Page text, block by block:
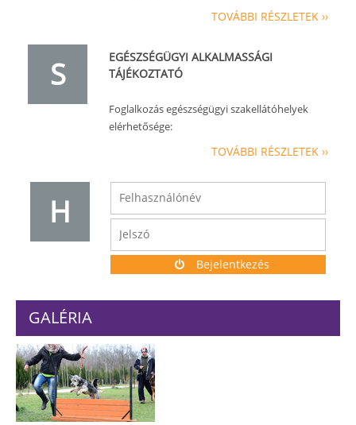
TOVÁBBI RÉSZLETEK ››
S
EGÉSZSÉGÜGYI ALKALMASSÁGI
TÁJÉKOZTATÓ
Foglalkozás egészségügyi szakellátóhelyek
elérhetősége:
TOVÁBBI RÉSZLETEK ››
H
Bejelentkezés
GALÉRIA